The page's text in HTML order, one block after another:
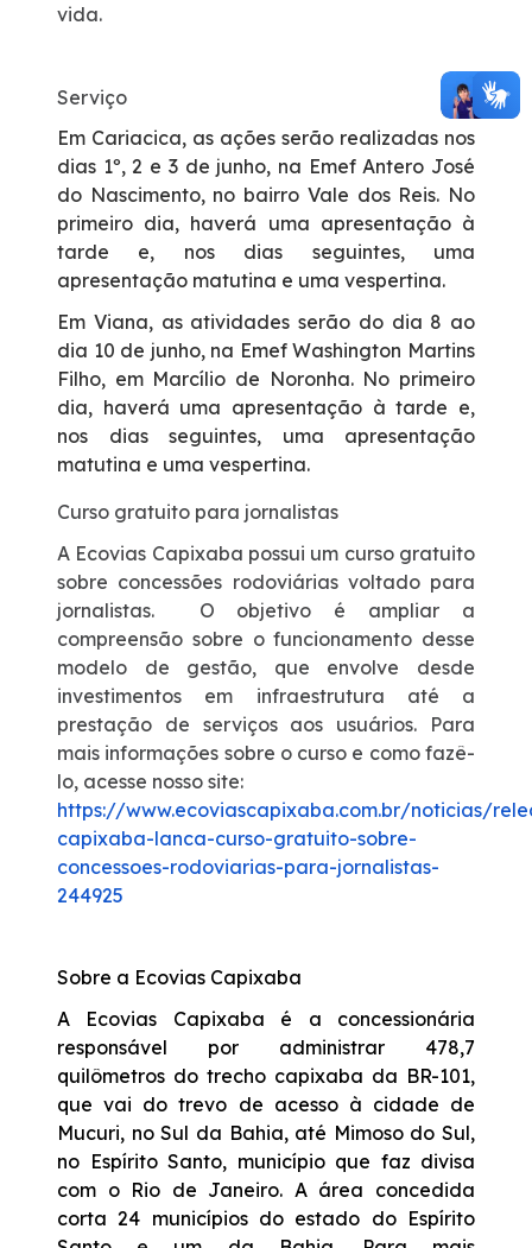
vida.
Serviço
Em Cariacica, as ações serão realizadas nos
dias 1º, 2 e 3 de junho, na Emef Antero José
do Nascimento, no bairro Vale dos Reis. No
primeiro dia, haverá uma apresentação à
tarde e, nos dias seguintes, uma
apresentação matutina e uma vespertina.
Em Viana, as atividades serão do dia 8 ao
dia 10 de junho, na Emef Washington Martins
Filho, em Marcílio de Noronha. No primeiro
dia, haverá uma apresentação à tarde e,
nos dias seguintes, uma apresentação
matutina e uma vespertina.
Curso gratuito para jornalistas
A Ecovias Capixaba possui um curso gratuito
sobre concessões rodoviárias voltado para
jornalistas. O objetivo é ampliar a
compreensão sobre o funcionamento desse
modelo de gestão, que envolve desde
investimentos em infraestrutura até a
prestação de serviços aos usuários. Para
mais informações sobre o curso e como fazê-
lo, acesse nosso site:
https://www.ecoviascapixaba.com.br/noticias/
capixaba-lanca-curso-gratuito-sobre-
concessoes-rodoviarias-para-jornalistas-
244925
Sobre a Ecovias Capixaba
A Ecovias Capixaba é a concessionária
responsável por administrar 478,7
quilômetros do trecho capixaba da BR-101,
que vai do trevo de acesso à cidade de
Mucuri, no Sul da Bahia, até Mimoso do Sul,
no Espírito Santo, município que faz divisa
com o Rio de Janeiro. A área concedida
corta 24 municípios do estado do Espírito